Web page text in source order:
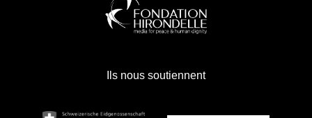
Ils nous soutiennent